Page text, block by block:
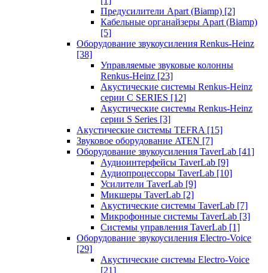
Предусилители Apart (Biamp) [2]
Кабельные органайзеры Apart (Biamp)
[5]
Оборудование звукоусиления Renkus-Heinz
[38]
Управляемые звуковые колонны
Renkus-Heinz [23]
Акустические системы Renkus-Heinz
серии C SERIES [12]
Акустические системы Renkus-Heinz
серии S Series [3]
Акустические системы TEFRA [15]
Звуковое оборудование ATEN [7]
Оборудование звукоусиления TaverLab [41]
Аудиоинтерфейсы TaverLab [9]
Аудиопроцессоры TaverLab [10]
Усилители TaverLab [9]
Микшеры TaverLab [2]
Акустические системы TaverLab [7]
Микрофонные системы TaverLab [3]
Системы управления TaverLab [1]
Оборудование звукоусиления Electro-Voice
[29]
Акустические системы Electro-Voice
[21]